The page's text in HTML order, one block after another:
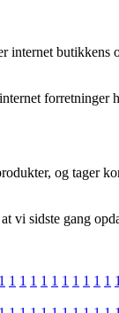
internet
forretninger
og tager
vi sidste gang
1 1 1 1 1 1 1 1 1 1 1 1